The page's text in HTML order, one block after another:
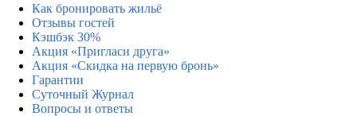
Как бронировать жильё
Отзывы гостей
Кэшбэк 30%
Акция «Пригласи друга»
Акция «Скидка на первую бронь»
Гарантии
Суточный Журнал
Вопросы и ответы